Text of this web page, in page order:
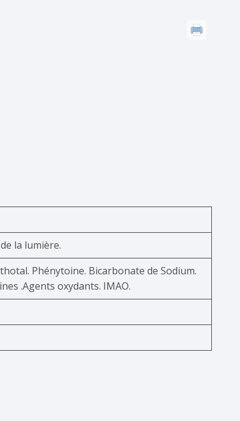
la lumière.
Phénytoine. Bicarbonate de Sodium.
.Agents oxydants. IMAO.